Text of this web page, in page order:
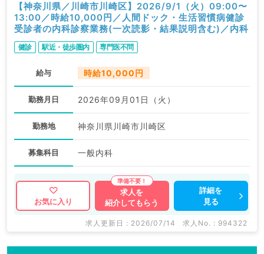
【神奈川県／川崎市川崎区】2026/9/1（火）09:00〜
13:00／時給10,000円／人間ドック・生活習慣病健診
受診者の内科診察業務(一次読影・結果説明含む)／内科
健診 駅近・徒歩圏内 専門医不問
給与 時給10,000円
勤務月日 2026年09月01日（火）
勤務地 神奈川県川崎市川崎区
募集科目 一般内科
お気に入り
求人を
紹介してもらう
詳細を
見る
求人更新日 : 2026/07/14 求人No. : 994322